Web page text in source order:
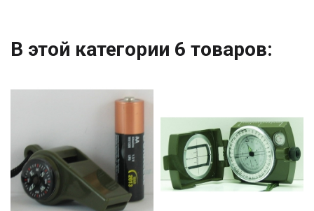
В этой категории 6 товаров: